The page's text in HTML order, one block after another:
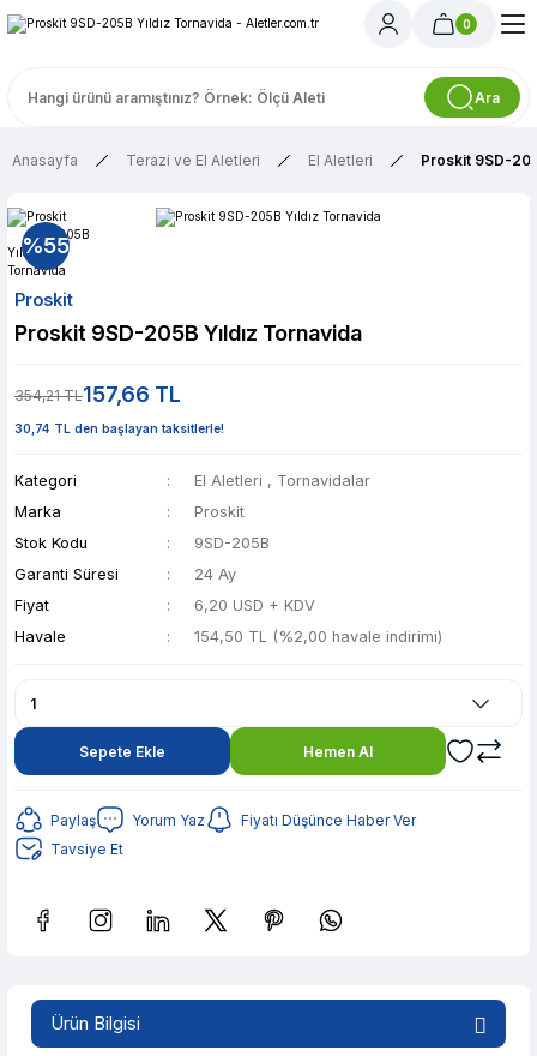
Ara
0
Anasayfa Terazi ve El Aletleri El Aletleri Proskit 9SD-
%55
Proskit
Proskit 9SD-205B Yıldız Tornavida
354,21 TL157,66 TL
30,74 TL den başlayan taksitlerle!
Kategori El Aletleri , Tornavidalar
Marka
Proskit
Stok Kodu
9SD-205B
Garanti Süresi
24 Ay
Fiyat
6,20 USD + KDV
Havale
154,50 TL (%2,00 havale indirimi)
Sepete Ekle Hemen Al
Paylaş Yorum Yaz
Fiyatı Düşünce Haber Ver
Tavsiye Et
Ürün Bilgisi